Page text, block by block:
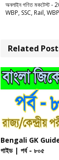
অনলাইন গণিত
WBP, SSC, Rail,
Related
Bengali GK Guide |
গাইড | পর্ব - ৮০৫